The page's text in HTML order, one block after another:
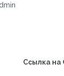
Ссылка на